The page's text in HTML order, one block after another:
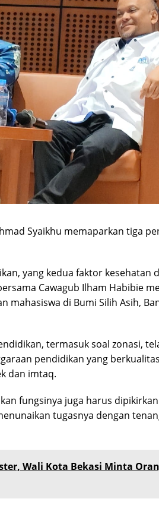
Syaikhu memaparkan tiga
yang kedua faktor kesehatan
Cawagub Ilham Habibie
mahasiswa di Bumi Silih Asih,
termasuk soal zonasi,
pendidikan yang
dan imtaq.
fungsinya juga harus
tugasnya dengan
Wali Kota Bekasi Minta